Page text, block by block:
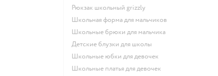
Рюкзак школьный grizzly
Школьная форма для мальчиков
Школьные брюки для мальчика
Детские блузки для школы
Школьные юбки для девочек
Школьные платья для девочек